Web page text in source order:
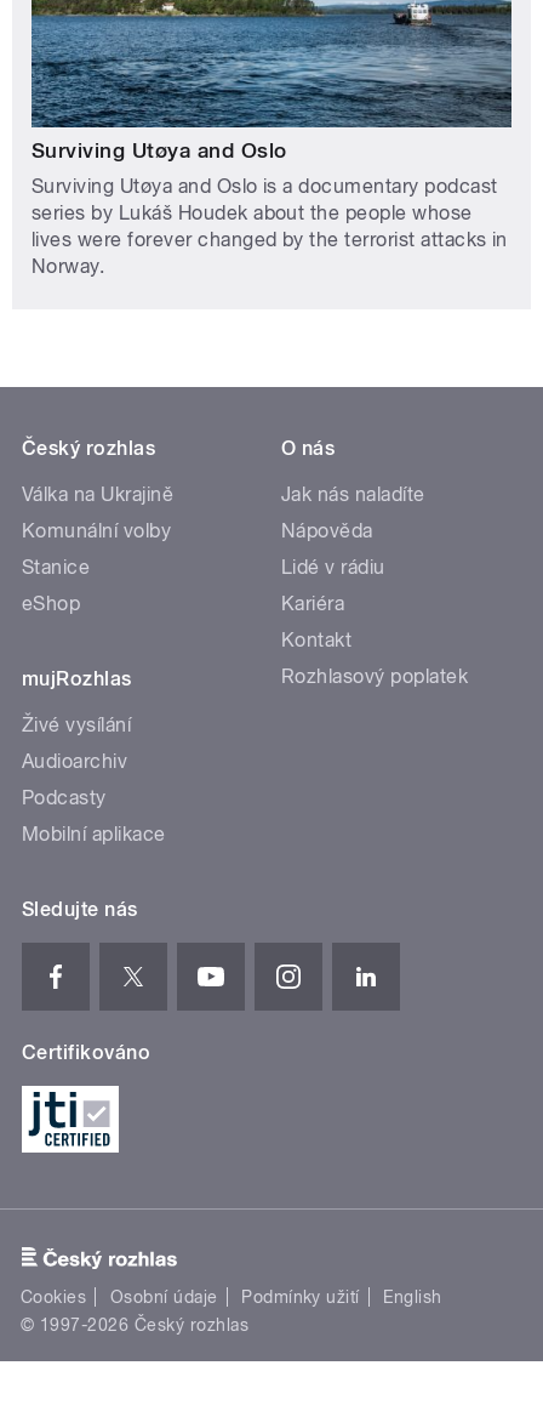
Surviving Utøya and Oslo
Surviving Utøya and Oslo is a documentary podcast
series by Lukáš Houdek about the people whose
lives were forever changed by the terrorist attacks in
Norway.
Český rozhlas
Válka na Ukrajině
Komunální volby
Stanice
eShop
mujRozhlas
Živé vysílání
Audioarchiv
Podcasty
Mobilní aplikace
O nás
Jak nás naladíte
Nápověda
Lidé v rádiu
Kariéra
Kontakt
Rozhlasový poplatek
Sledujte nás
Certifikováno
Cookies Osobní údaje Podmínky užití
English
© 1997-2026 Český rozhlas